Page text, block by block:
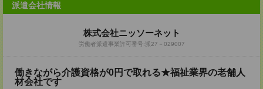
派遣会社情報
株式会社ニッソーネット
労働者派遣事業許可番号:派27－029007
働きながら介護資格が0円で取れる★福祉業界の老舗人
材会社です